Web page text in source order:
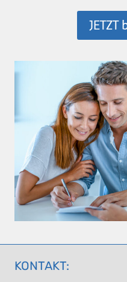
JETZT
KONTAKT: